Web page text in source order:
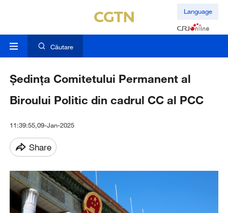
Language
Căutare
Ședința Comitetului Permanent al
Biroului Politic din cadrul CC al PCC
11:39:55,09-Jan-2025
Share